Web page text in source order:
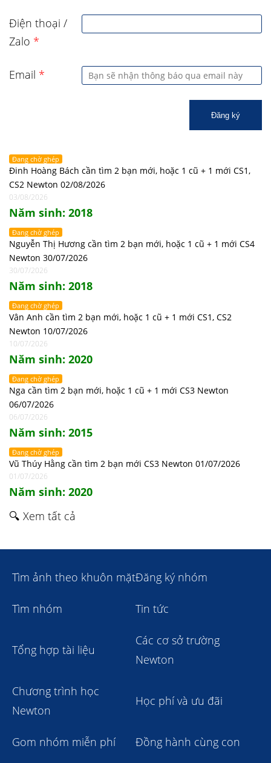
Điện thoại /
Zalo *
Email *
Đăng ký
Đang chờ ghép
Đinh Hoàng Bách cần tìm 2 bạn mới, hoặc 1 cũ + 1 mới CS1,
CS2 Newton 02/08/2026
03/08/2026
Năm sinh: 2018
Đang chờ ghép
Nguyễn Thị Hương cần tìm 2 bạn mới, hoặc 1 cũ + 1 mới CS4
Newton 30/07/2026
30/07/2026
Năm sinh: 2018
Đang chờ ghép
Vân Anh cần tìm 2 bạn mới, hoặc 1 cũ + 1 mới CS1, CS2
Newton 10/07/2026
10/07/2026
Năm sinh: 2020
Đang chờ ghép
Nga cần tìm 2 bạn mới, hoặc 1 cũ + 1 mới CS3 Newton
06/07/2026
06/07/2026
Năm sinh: 2015
Đang chờ ghép
Vũ Thúy Hằng cần tìm 2 bạn mới CS3 Newton 01/07/2026
01/07/2026
Năm sinh: 2020
🔍 Xem tất cả
Tìm ảnh theo khuôn mặtĐăng ký nhóm
Tìm nhóm Tin tức
Tổng hợp tài liệu
Các cơ sở trường
Newton
Chương trình học
Newton
Học phí và ưu đãi
Gom nhóm miễn phí Đồng hành cùng con